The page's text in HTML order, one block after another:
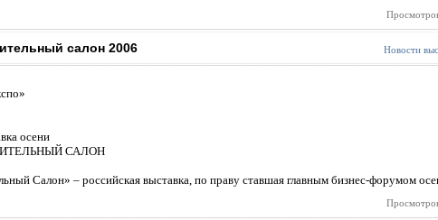
салон 2006 Новости
осени
САЛОН
Салон» – российская выставка, по праву ставшая главным бизнес-форумом